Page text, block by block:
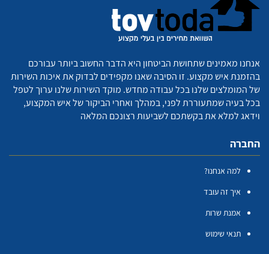
אנחנו מאמינים שתחושת הביטחון היא הדבר החשוב ביותר עבורכם
בהזמנת איש מקצוע. זו הסיבה שאנו מקפידים לבדוק את איכות השירות
של המומלצים שלנו בכל עבודה מחדש. מוקד השירות שלנו ערוך לטפל
בכל בעיה שמתעוררת לפני, במהלך ואחרי הביקור של איש המקצוע,
וידאג למלא את בקשתכם לשביעות רצונכם המלאה
החברה
למה אנחנו?
איך זה עובד
אמנת שרות
תנאי שימוש